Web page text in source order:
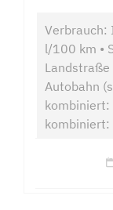
Verbrauch:
l/100 km •
Autobahn
kombiniert:
kombiniert: